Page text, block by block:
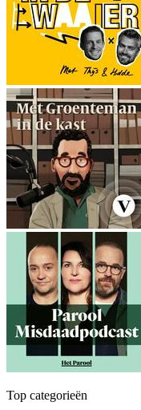
Top categorieën